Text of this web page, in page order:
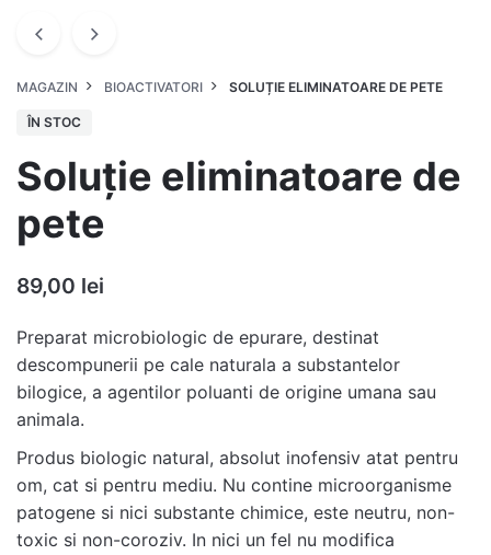
MAGAZIN BIOACTIVATORI SOLUȚIE ELIMINATOARE DE PETE
ÎN STOC
Soluție eliminatoare de
pete
89,00 lei
Preparat microbiologic de epurare, destinat
descompunerii pe cale naturala a substantelor
bilogice, a agentilor poluanti de origine umana sau
animala.
Produs biologic natural, absolut inofensiv atat pentru
om, cat si pentru mediu. Nu contine microorganisme
patogene si nici substante chimice, este neutru, non-
toxic si non-coroziv. In nici un fel nu modifica